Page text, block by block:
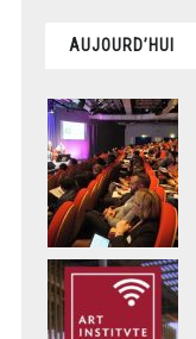
AUJOURD’HUI